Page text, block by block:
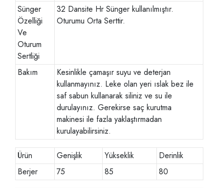
Sünger
Özelliği
Ve
Oturum
Sertliği
32 Dansite Hr Sünger kullanılmıştır.
Oturumu Orta Serttir.
Bakım
Kesinlikle çamaşır suyu ve deterjan
kullanmayınız. Leke olan yeri ıslak bez ile
saf sabun kullanarak siliniz ve su ile
durulayınız. Gerekirse saç kurutma
makinesi ile fazla yaklaştırmadan
kurulayabilirsiniz.
Ürün Genişlik Yükseklik
Derinlik
Berjer
75 85 80